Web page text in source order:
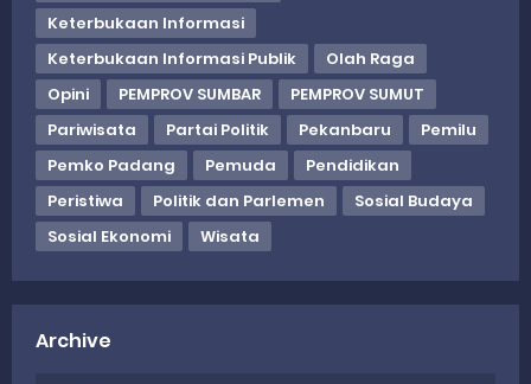
Keterbukaan Informasi
Keterbukaan Informasi Publik
Olah Raga
Opini
PEMPROV SUMBAR
PEMPROV SUMUT
Pariwisata
Partai Politik Pekanbaru
Pemilu
Pemko Padang
Pemuda
Pendidikan
Peristiwa
Politik dan Parlemen
Sosial Budaya
Sosial Ekonomi
Wisata
Archive